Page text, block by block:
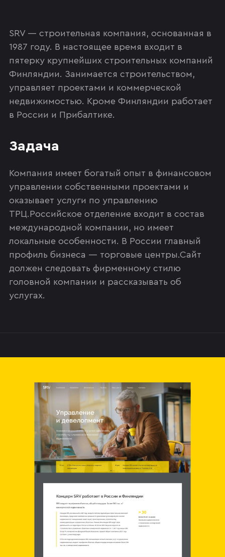
SRV — строительная компания, основанная в
1987 году. В настоящее время входит в
пятерку крупнейших строительных компаний
Финляндии. Занимается строительством,
управляет проектами и коммерческой
недвижимостью. Кроме Финляндии работает
в России и Прибалтике.
Задача
Компания имеет богатый опыт в финансовом
управлении собственными проектами и
оказывает услуги по управлению
ТРЦ.Российское отделение входит в состав
международной компании, но имеет
локальные особенности. В России главный
профиль бизнеса — торговые центры.Сайт
должен следовать фирменному стилю
головной компании и рассказывать об
услугах.